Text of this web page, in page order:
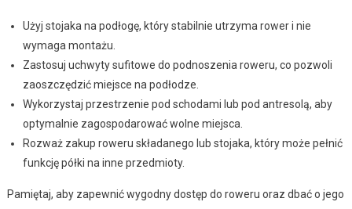
Użyj stojaka na podłogę, który stabilnie utrzyma rower i nie
wymaga montażu.
Zastosuj uchwyty sufitowe do podnoszenia roweru, co pozwoli
zaoszczędzić miejsce na podłodze.
Wykorzystaj przestrzenie pod schodami lub pod antresolą, aby
optymalnie zagospodarować wolne miejsca.
Rozważ zakup roweru składanego lub stojaka, który może pełnić
funkcję półki na inne przedmioty.
Pamiętaj, aby zapewnić wygodny dostęp do roweru oraz dbać o jego